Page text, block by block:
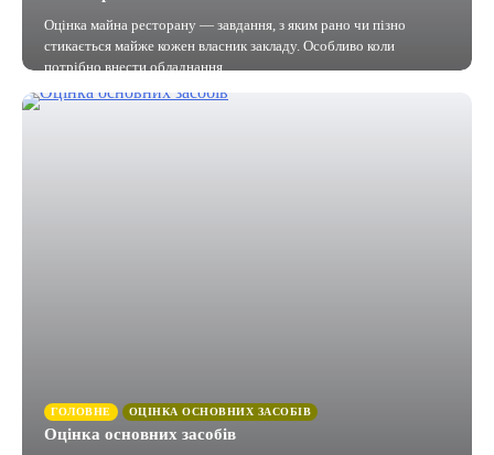
Оцінка майна ресторану — завдання, з яким рано чи пізно
стикається майже кожен власник закладу. Особливо коли
потрібно внести обладнання…
ГОЛОВНЕ ОЦІНКА ОСНОВНИХ ЗАСОБІВ
Оцінка основних засобів